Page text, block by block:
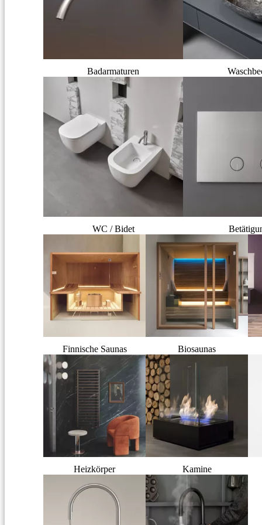
Badarmaturen
WC / Bidet
Finnische Saunas Biosaunas
Heizkörper Kamine